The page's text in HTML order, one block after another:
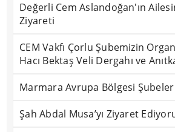
Değerli Cem Aslandoğan'ın
Ziyareti
CEM Vakfı Çorlu Şubemizin
Hacı Bektaş Veli Dergahı ve
Marmara Avrupa Bölgesi Şubeler
Şah Abdal Musa’yı Ziyaret